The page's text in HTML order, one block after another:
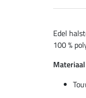
Edel
100 %